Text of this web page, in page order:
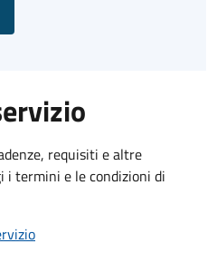
requisiti e altre
termini e le condizioni di